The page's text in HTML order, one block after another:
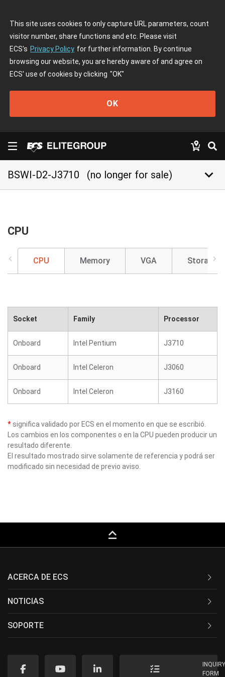
This site uses cookies to only capture URL parameters, count
visitor number, share functions and etc. Please visit
ECS's Privacy Policy for further information. By continue
browsing our website, you are hereby aware of and agree on
ECS' use of cookies by clicking "OK"
OK
BSWI-D2-J3710 (no longer for sale) keyboard_arrow_down
CPU
CPU Memory VGA Storage
Socket Family Processor
Onboard Intel Pentium J3710
Onboard Intel Celeron J3060
Onboard Intel Celeron J3160
* significa validado por ECS en el momento en que se escribió.
Los cambios en los componentes o en la CPU pueden producir un
resultado diferente.
El resultado mostrado sirve solamente de referencia y podrá ser
modificado sin necesidad de previo aviso.
keyboard_capslock
ACERCA DE ECS
NOTICIAS
SOPORTE
FORM